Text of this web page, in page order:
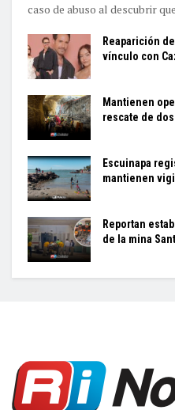
caso de abuso al descubrir
Reaparición
vínculo con
Mantienen
rescate de
Escuinapa
mantienen
Reportan
de la mina